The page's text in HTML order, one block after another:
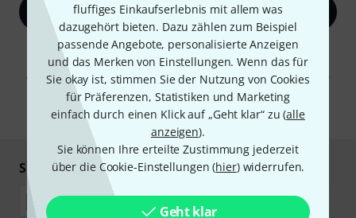
fluffiges Einkaufserlebnis mit allem was
dazugehört bieten. Dazu zählen zum Beispiel
passende Angebote, personalisierte Anzeigen
und das Merken von Einstellungen. Wenn das für
Sie okay ist, stimmen Sie der Nutzung von Cookies
für Präferenzen, Statistiken und Marketing
einfach durch einen Klick auf „Geht klar“ zu (alle
anzeigen).
Sie können Ihre erteilte Zustimmung jederzeit
über die Cookie-Einstellungen (hier) widerrufen.
Geht klar
Jetzt anmelden
Mit Klick auf „Jetzt anmelden“ stimmen Sie dem Erhalt von E-Mail-
Werbung und einer Messung des E-Mail-Nutzungsverhaltens zu. Die
Abmeldung ist jederzeit möglich. Weitere Informationen finden Sie in
unserenDatenschutzhinweisen
* Pflichtfeld
Sicher einkaufen & bezahlen